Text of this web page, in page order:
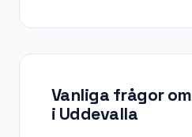
Vanliga frågor om
i Uddevalla